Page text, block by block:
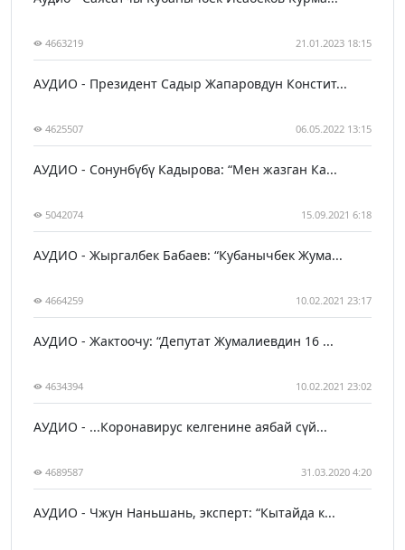
4663219 21.01.2023 18:15
АУДИО - Президент Садыр Жапаровдун Констит...
4625507 06.05.2022 13:15
АУДИО - Сонунбүбү Кадырова: “Мен жазган Ка...
5042074 15.09.2021 6:18
АУДИО - Жыргалбек Бабаев: “Кубанычбек Жума...
4664259 10.02.2021 23:17
АУДИО - Жактоочу: “Депутат Жумалиевдин 16 ...
4634394 10.02.2021 23:02
АУДИО - ...Коронавирус келгенине аябай сүй...
4689587 31.03.2020 4:20
АУДИО - Чжун Наньшань, эксперт: “Кытайда к...